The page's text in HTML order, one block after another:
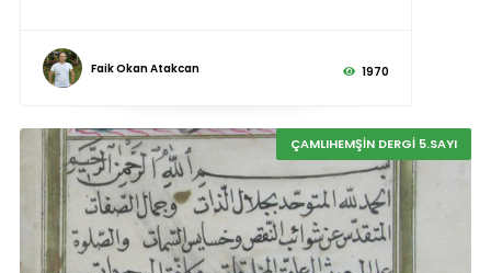
Faik Okan Atakcan 1970
ÇAMLIHEMŞİN DERGİ 5.SAYI